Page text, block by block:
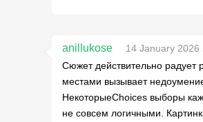
anillukose
14 January 2026
Сюжет действительно радует
местами вызывает
НекоторыеChoices выборы
не совсем логичными.